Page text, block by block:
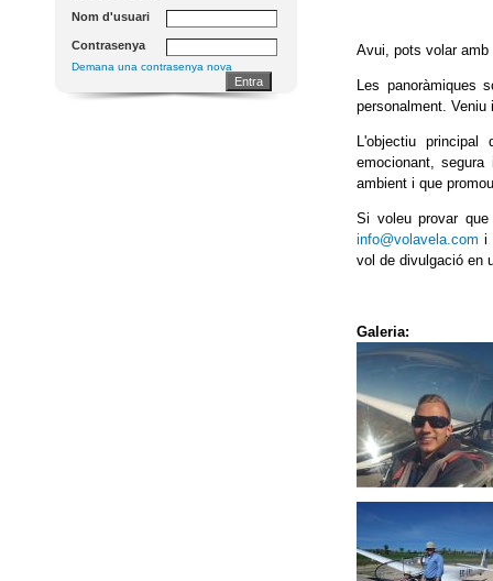
Avui, pots volar
Les panoràmiques
personalment. Veniu
L'objectiu
emocionant,
ambient i que
Si voleu provar
info@volavela.com i
vol de divulgació en
Galeria:
Nom d'usuari
Contrasenya
Demana una contrasenya nova